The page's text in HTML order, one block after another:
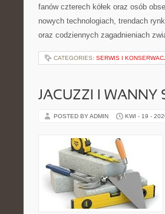
fanów czterech kółek oraz osób
nowych technologiach, trendach
oraz codziennych zagadnieniach
CATEGORIES: SERWIS I
JACUZZI I WANNY
POSTED BY ADMIN KWI - 19 -